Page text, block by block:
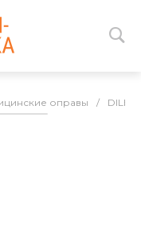
оправы / DILEM